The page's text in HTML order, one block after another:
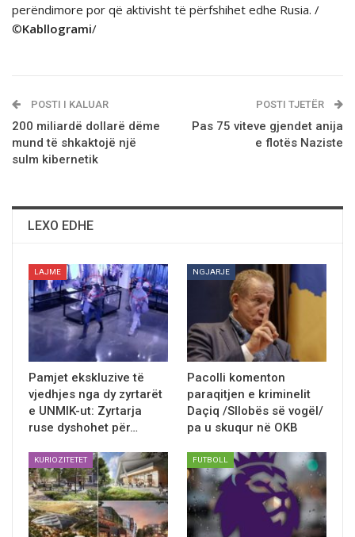
perëndimore por që aktivisht të përfshihet edhe Rusia. /
©Kabllogrami/
POSTI I KALUAR
200 miliardë dollarë dëme
mund të shkaktojë një
sulm kibernetik
POSTI TJETËR
Pas 75 viteve gjendet anija
e flotës Naziste
LEXO EDHE
LAJME
Pamjet ekskluzive të
vjedhjes nga dy zyrtarët
e UNMIK-ut: Zyrtarja
ruse dyshohet për…
NGJARJE
Pacolli komenton
paraqitjen e kriminelit
Daçiq /Sllobës së vogël/
pa u skuqur në OKB
KURIOZITETET FUTBOLL